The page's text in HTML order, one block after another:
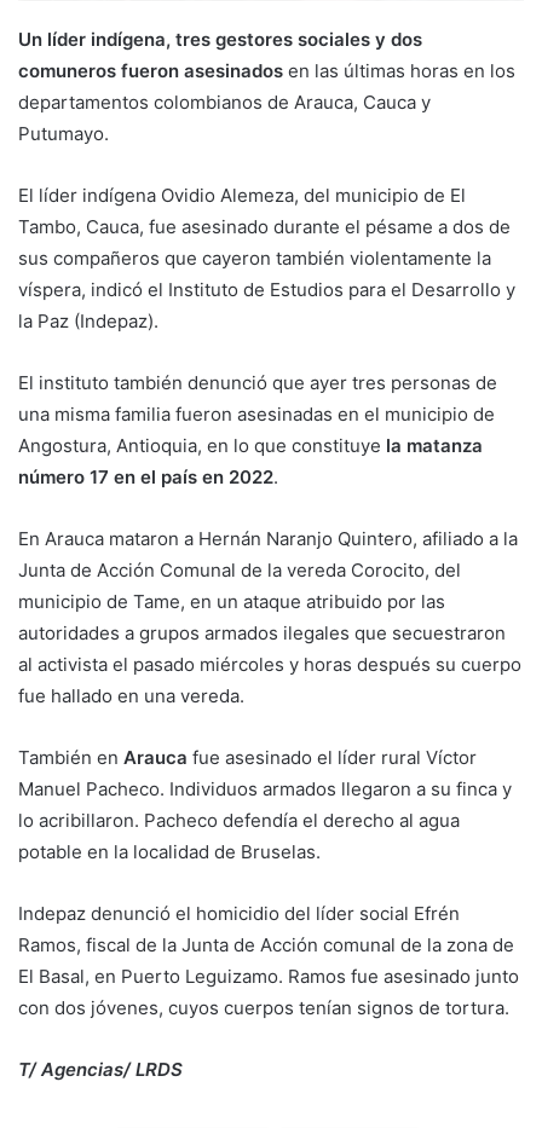
Un líder indígena, tres gestores sociales y dos
comuneros fueron asesinados en las últimas horas en los
departamentos colombianos de Arauca, Cauca y
Putumayo.
El líder indígena Ovidio Alemeza, del municipio de El
Tambo, Cauca, fue asesinado durante el pésame a dos de
sus compañeros que cayeron también violentamente la
víspera, indicó el Instituto de Estudios para el Desarrollo y
la Paz (Indepaz).
El instituto también denunció que ayer tres personas de
una misma familia fueron asesinadas en el municipio de
Angostura, Antioquia, en lo que constituye la matanza
número 17 en el país en 2022.
En Arauca mataron a Hernán Naranjo Quintero, afiliado a la
Junta de Acción Comunal de la vereda Corocito, del
municipio de Tame, en un ataque atribuido por las
autoridades a grupos armados ilegales que secuestraron
al activista el pasado miércoles y horas después su cuerpo
fue hallado en una vereda.
También en Arauca fue asesinado el líder rural Víctor
Manuel Pacheco. Individuos armados llegaron a su finca y
lo acribillaron. Pacheco defendía el derecho al agua
potable en la localidad de Bruselas.
Indepaz denunció el homicidio del líder social Efrén
Ramos, fiscal de la Junta de Acción comunal de la zona de
El Basal, en Puerto Leguizamo. Ramos fue asesinado junto
con dos jóvenes, cuyos cuerpos tenían signos de tortura.
T/ Agencias/ LRDS